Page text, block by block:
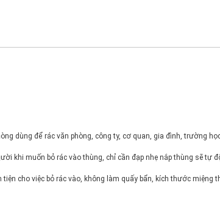
dùng để rác văn phòng, công ty, cơ quan, gia đình, trường
khi muốn bỏ rác vào thùng, chỉ cần đạp nhẹ nắp thùng sẽ tự
cho việc bỏ rác vào, không làm quấy bẩn, kích thước miệng